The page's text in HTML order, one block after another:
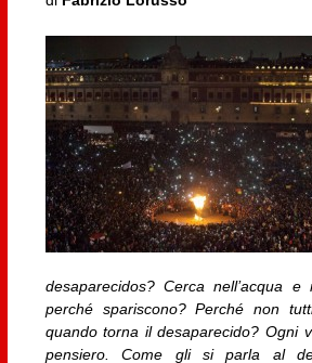
desaparecidos? Cerca nell’acqua e
perché spariscono? Perché non
quando torna il desaparecido? Ogni
pensiero.
Come gli si parla al